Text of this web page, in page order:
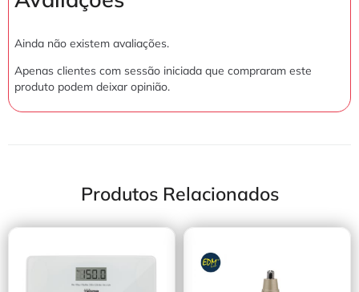
Ainda não existem avaliações.
Apenas clientes com sessão iniciada que compraram este
produto podem deixar opinião.
Produtos Relacionados